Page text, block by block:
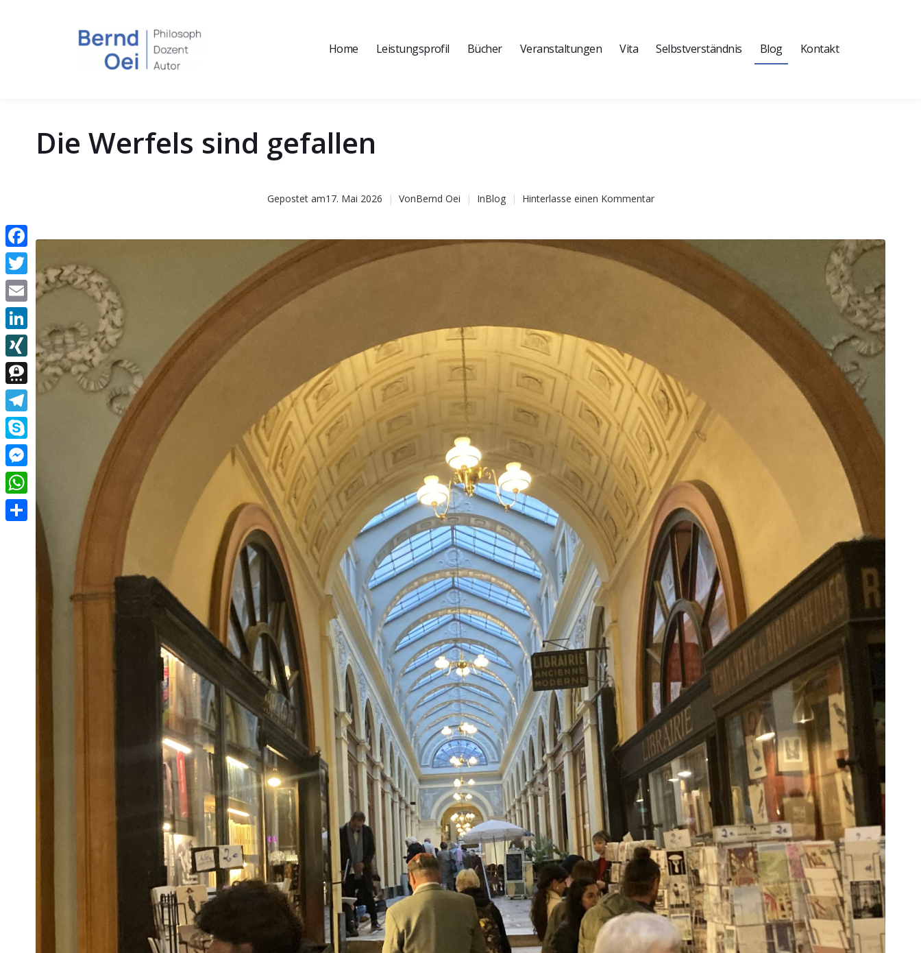
Home Leistungsprofil Bücher Veranstaltungen Vita Selbstverständnis Blog Kontakt
Die Werfels sind gefallen
Gepostet am17. Mai 2026 VonBernd Oei InBlog Hinterlasse einen Kommentar
Facebook
Twitter
Email
LinkedIn
XING
Threema
Telegram
Skype
Messenger
WhatsApp